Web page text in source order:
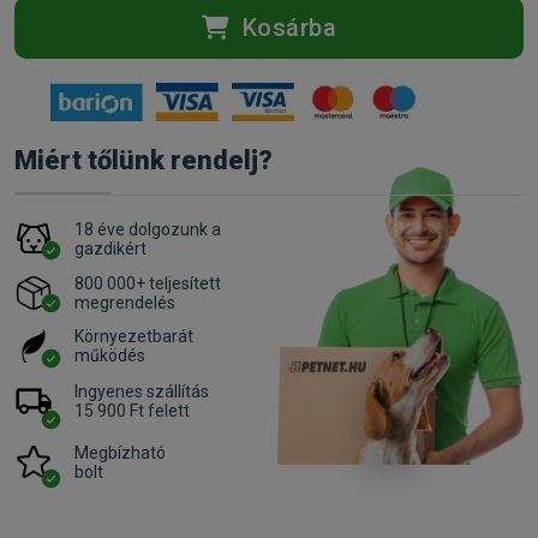
Kosárba
Miért tőlünk rendelj?
18 éve dolgozunk a
gazdikért
800 000+ teljesített
megrendelés
Környezetbarát
működés
Ingyenes szállítás
15 900 Ft felett
Megbízható
bolt